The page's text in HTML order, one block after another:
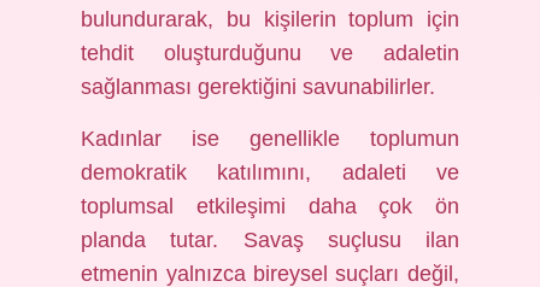
bulundurarak, bu kişilerin toplum için
tehdit oluşturduğunu ve adaletin
sağlanması gerektiğini savunabilirler.
Kadınlar ise genellikle toplumun
demokratik katılımını, adaleti ve
toplumsal etkileşimi daha çok ön
planda tutar. Savaş suçlusu ilan
etmenin yalnızca bireysel suçları değil,